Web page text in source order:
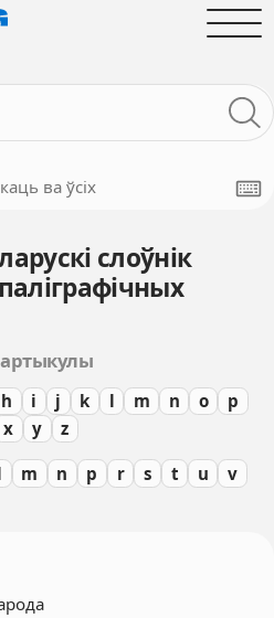
ва ўсіх
слоўнік
h i j k l m n o
p
x y z
m n p r s t u
v